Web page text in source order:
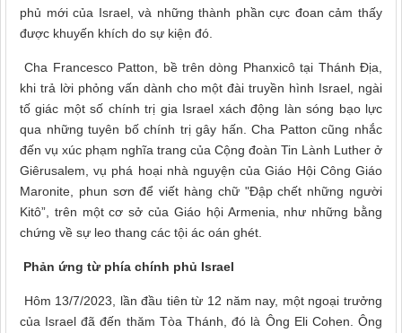
phủ mới của Israel, và những thành phần cực đoan cảm thấy
được khuyến khích do sự kiện đó.
Cha Francesco Patton, bề trên dòng Phanxicô tại Thánh Địa,
khi trả lời phỏng vấn dành cho một đài truyền hình Israel, ngài
tố giác một số chính trị gia Israel xách động làn sóng bạo lực
qua những tuyên bố chính trị gây hấn. Cha Patton cũng nhắc
đến vụ xúc phạm nghĩa trang của Cộng đoàn Tin Lành Luther ở
Giêrusalem, vụ phá hoại nhà nguyện của Giáo Hội Công Giáo
Maronite, phun sơn để viết hàng chữ "Đập chết những người
Kitô”, trên một cơ sở của Giáo hội Armenia, như những bằng
chứng về sự leo thang các tội ác oán ghét.
Phản ứng từ phía chính phủ Israel
Hôm 13/7/2023, lần đầu tiên từ 12 năm nay, một ngoại trưởng
của Israel đã đến thăm Tòa Thánh, đó là Ông Eli Cohen. Ông